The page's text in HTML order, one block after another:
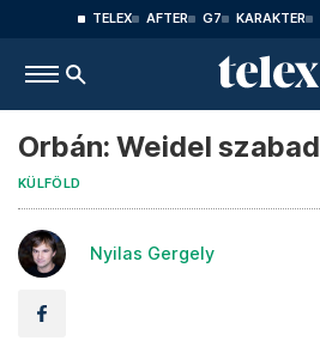
TELEX AFTER G7 KARAKTER
Orbán: Weidel
KÜLFÖLD
Nyilas Gergely